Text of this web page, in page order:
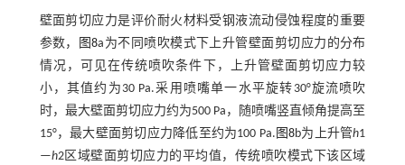
壁面剪切应力是评价耐火材料受钢液流动侵蚀程度的重要
参数，
图8a为不同喷吹模式下上升管壁面剪切应力的分布
情况，可见在传统喷吹条件下，上升管壁面剪切应力较
小，其值约为30 Pa.采用喷嘴单一水平旋转30°旋流喷吹
时，最大壁面剪切应力约为500 Pa，随喷嘴竖直倾角提高至
15°，最大壁面剪切应力降低至约为100 Pa. 图8b为上升管h1
—h2区域壁面剪切应力的平均值，传统喷吹模式下该区域